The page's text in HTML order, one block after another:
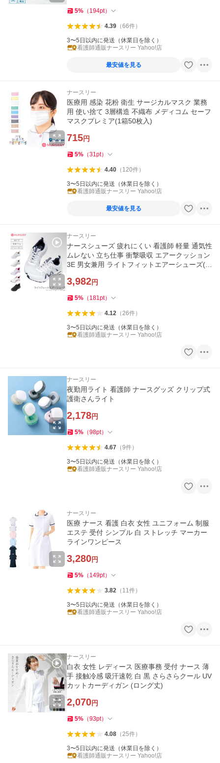
5% （ 194pt）
4.39（66件）
3〜5日以内に発送（休業日を除く）
看護師通販ナースリー Yahoo!店
最安値を見る
ナースリー
医療用 感染 花粉 衛生 サージカルマスク 業務
用 使い捨て 3層構造 不織布 メディコム セーフ
マスクプレミア(1箱50枚入)
715円
5% （31pt）
4.40（ 120件）
3〜5日以内に発送（休業日を除く）
看護師通販ナースリー Yahoo!店
最安値を見る
ナースリー
ナースシューズ 疲れにくい 看護師 軽量 通気性
ムレない 立ち仕事 衝撃吸収 エアークッション
3E 男女兼用 ライトフィットエアーシューズ(メ
3,982円
5% （ 181pt）
4.12（26件）
3〜5日以内に発送（休業日を除く）
看護師通販ナースリー Yahoo!店
ナースリー
夜勤用ライト 看護師 ナースグッズ クリップ式
護衛さんライト
2,178円
5% （98pt）
4.67（9件）
3〜5日以内に発送（休業日を除く）
看護師通販ナースリー Yahoo!店
ナースリー
医療 ナース 看護 白衣 女性 ユニフォーム 制服
エステ 受付 シンプル 白 ストレッチ マーカー
ラインワンピース
3,280円
5% （ 149pt）
3.82（ 11件）
3〜5日以内に発送（休業日を除く）
看護師通販ナースリー Yahoo!店
ナースリー
白衣 女性 レディース 医療事務 受付 ナース 薄
手 接触冷感 吸汗速乾 白 黒 さらさらクール UV
カットカーディガン (ロング丈)
2,070円
5% （93pt）
4.08（25件）
3〜5日以内に発送（休業日を除く）
看護師通販ナースリー Yahoo!店